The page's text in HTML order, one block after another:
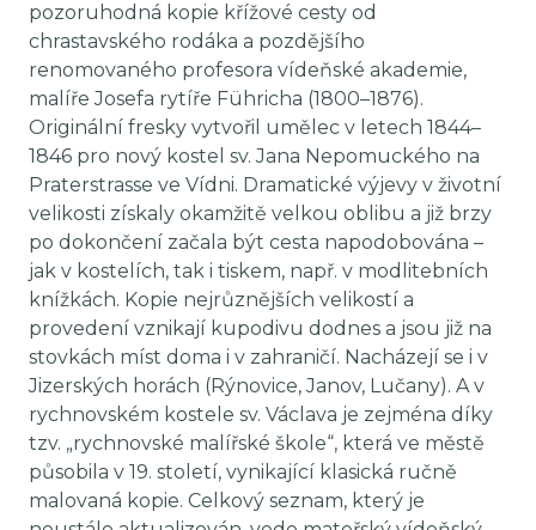
pozoruhodná kopie křížové cesty od
chrastavského rodáka a pozdějšího
renomovaného profesora vídeňské akademie,
malíře Josefa rytíře Führicha (1800–1876).
Originální fresky vytvořil umělec v letech 1844–
1846 pro nový kostel sv. Jana Nepomuckého na
Praterstrasse ve Vídni. Dramatické výjevy v životní
velikosti získaly okamžitě velkou oblibu a již brzy
po dokončení začala být cesta napodobována –
jak v kostelích, tak i tiskem, např. v modlitebních
knížkách. Kopie nejrůznějších velikostí a
provedení vznikají kupodivu dodnes a jsou již na
stovkách míst doma i v zahraničí. Nacházejí se i v
Jizerských horách (Rýnovice, Janov, Lučany). A v
rychnovském kostele sv. Václava je zejména díky
tzv. „rychnovské malířské škole“, která ve městě
působila v 19. století, vynikající klasická ručně
malovaná kopie. Celkový seznam, který je